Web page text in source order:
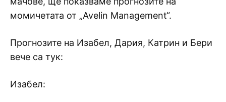
момичетата от „Avelin Management“.
Прогнозите на Изабел, Дария, Катрин и Бери
вече са тук:
Изабел: